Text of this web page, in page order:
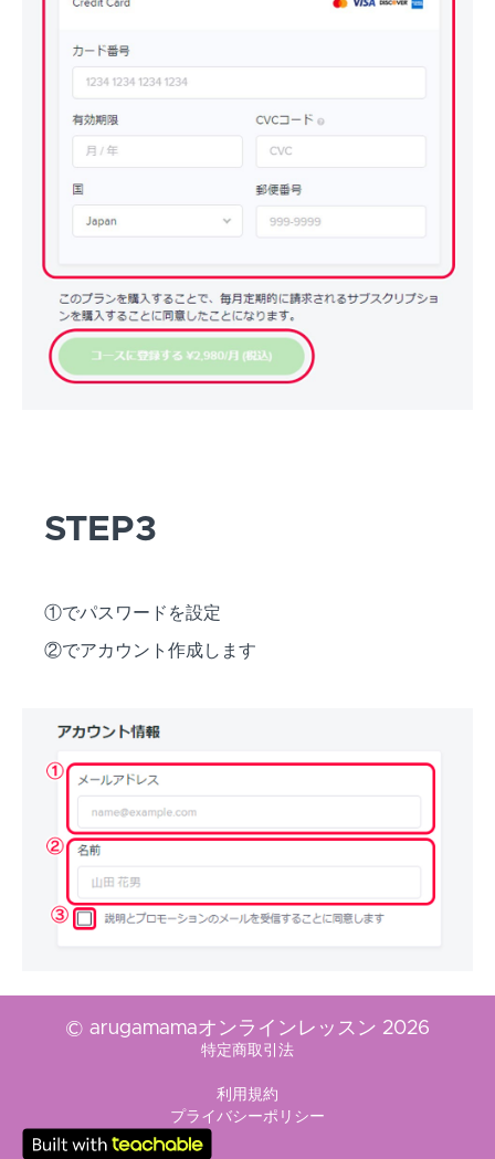
STEP3
①でパスワードを設定
②でアカウント作成します
© arugamamaオンラインレッスン 2026
特定商取引法
利用規約
プライバシーポリシー